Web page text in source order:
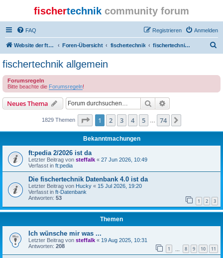
fischertechnik community forum
FAQ Anmelden
Registrieren
Website der ftcommunity Foren-Übersicht fischertechnik fischertechnik allgemein
e
fischertechnik allgemein
Forumsregeln
Bitte beachte die Forumsregeln!
Neues Thema Suche
1829 Themen Seite 1von 74
1 2 3 4 5 74
Bekanntmachungen
ft:pedia 2/2026 ist da
Letzter Beitrag von steffalk « 27 Jun 2026, 10:49
Verfasst in ft:pedia
Die fischertechnik Datenbank 4.0 ist da
Letzter Beitrag von Hucky « 15 Jul 2026, 19:20
Verfasst in ft-Datenbank
Antworten: 53 1 2 3
Themen
Ich wünsche mir was ...
Letzter Beitrag von steffalk « 19 Aug 2025, 10:31
Antworten: 208 1 8 9 10 11